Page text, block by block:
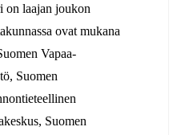
on laajan joukon
ovat mukana
Vapaa-
Suomen
Suomen